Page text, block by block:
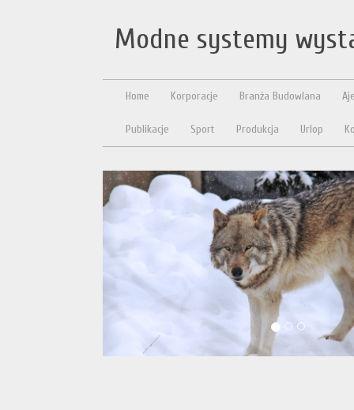
Modne systemy
Home Korporacje Branża Budowlana
Publikacje Sport Produkcja Urlop